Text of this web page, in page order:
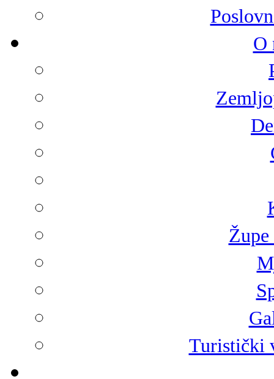
O
Turistički